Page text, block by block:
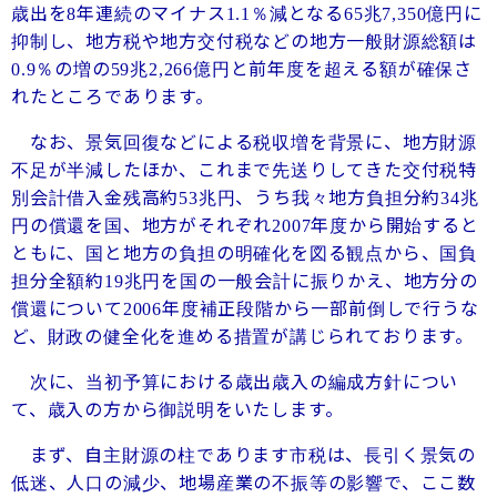
歳出を8年連続のマイナス1.1 ％減となる65兆7,350億円に
抑制し、地方税や地方交付税などの地方一般財源総額は
0.9％の増の59兆2,266億円と前年度を超える額が確保さ
れたところであります。
なお、景気回復などによる税収増を背景に、地方財源
不足が半減したほか、これまで先送りしてきた交付税特
別会計借入金残高約53兆円、うち我々地方負担分約34兆
円の償還を国、地方がそれぞれ2007年度から開始すると
ともに、国と地方の負担の明確化を図る観点から、国負
担分全額約19兆円を国の一般会計に振りかえ、地方分の
償還について 2006年度補正段階から一部前倒しで行うな
ど、財政の健全化を進める措置が講じられております。
次に、当初予算における歳出歳入の編成方針につい
て、歳入の方から御説明をいたします。
まず、自主財源の柱であります市税は、長引く景気の
低迷、人口の減少、地場産業の不振等の影響で、ここ数